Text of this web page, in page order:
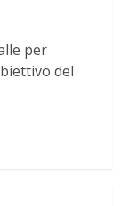
per
del